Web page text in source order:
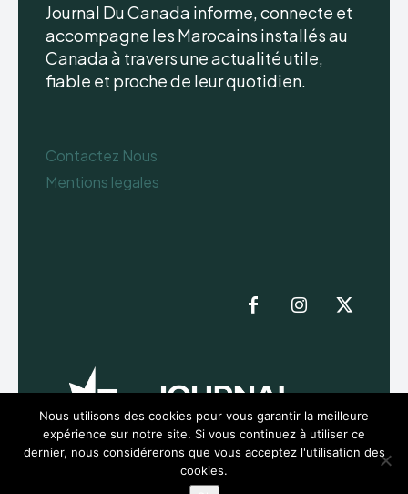
Journal Du Canada informe, connecte et
accompagne les Marocains installés au
Canada à travers une actualité utile,
fiable et proche de leur quotidien.
Contactez Nous
Mentions legales
Nous utilisons des cookies pour vous garantir la meilleure
expérience sur notre site. Si vous continuez à utiliser ce
dernier, nous considérerons que vous acceptez l'utilisation des
cookies.